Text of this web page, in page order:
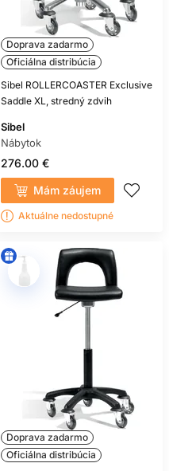
Doprava zadarmo
Oficiálna distribúcia
Sibel ROLLERCOASTER Exclusive
Saddle XL, stredný zdvih
Sibel
Nábytok
276.00 €
Mám záujem
Aktuálne nedostupné
Doprava zadarmo
Oficiálna distribúcia